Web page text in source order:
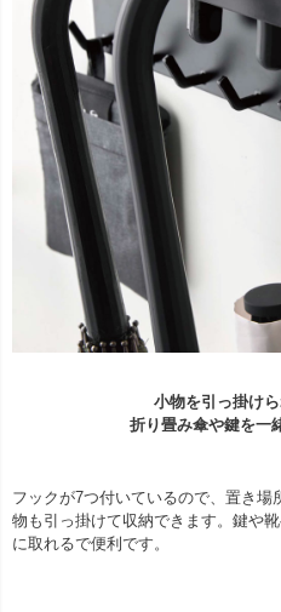
小物を引っ掛け
折り畳み傘や鍵を一
フックが7つ付いているので、置き
物も引っ掛けて収納できます。鍵や
に取れるで便利です。